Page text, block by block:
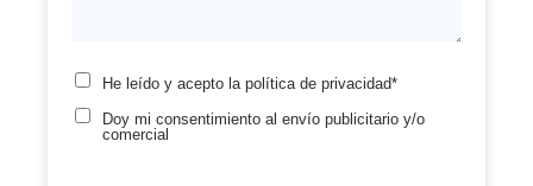
He leído y acepto la política de privacidad*
Doy mi consentimiento al envío publicitario y/o
comercial